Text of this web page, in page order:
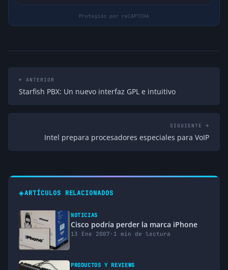
← ANTERIOR
Starfish PBX: Un nuevo interfaz GPL e intuitivo
SIGUIENTE →
Intel prepara procesadores especiales para VoIP
◈ARTÍCULOS RELACIONADOS
NOTICIAS
Cisco podría perder la marca iPhone
13 Ene 2007 · 1 min de lectura
PRODUCTOS Y REVIEWS